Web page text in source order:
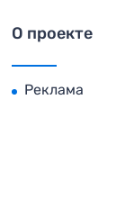
О проекте
Реклама